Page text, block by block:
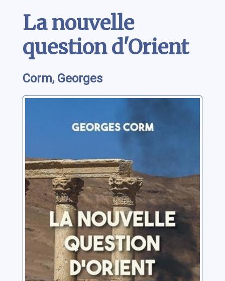
La nouvelle
question d'Orient
Corm, Georges